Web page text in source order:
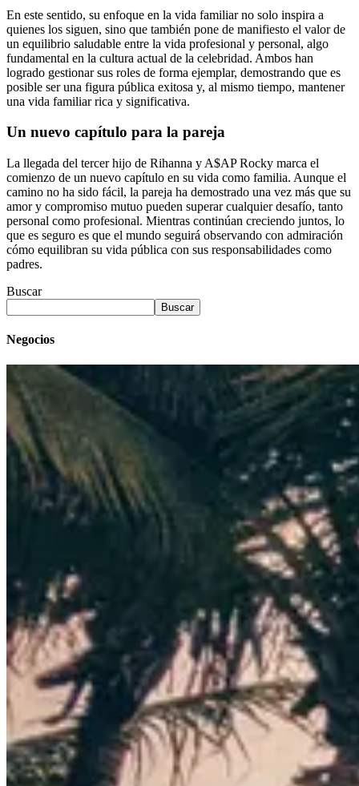
En este sentido, su enfoque en la vida familiar no solo inspira a
quienes los siguen, sino que también pone de manifiesto el valor de
un equilibrio saludable entre la vida profesional y personal, algo
fundamental en la cultura actual de la celebridad. Ambos han
logrado gestionar sus roles de forma ejemplar, demostrando que es
posible ser una figura pública exitosa y, al mismo tiempo, mantener
una vida familiar rica y significativa.
Un nuevo capítulo para la pareja
La llegada del tercer hijo de Rihanna y A$AP Rocky marca el
comienzo de un nuevo capítulo en su vida como familia. Aunque el
camino no ha sido fácil, la pareja ha demostrado una vez más que su
amor y compromiso mutuo pueden superar cualquier desafío, tanto
personal como profesional. Mientras continúan creciendo juntos, lo
que es seguro es que el mundo seguirá observando con admiración
cómo equilibran su vida pública con sus responsabilidades como
padres.
Buscar
Buscar
Negocios